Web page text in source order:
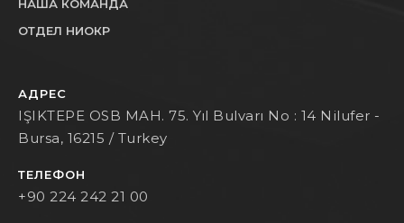
НАША КОМАНДА
ОТДЕЛ НИОКР
АДРЕС
IŞIKTEPE OSB MAH. 75. Yıl Bulvarı No : 14 Nilufer -
Bursa, 16215 / Turkey
ТЕЛЕФОН
+90 224 242 21 00